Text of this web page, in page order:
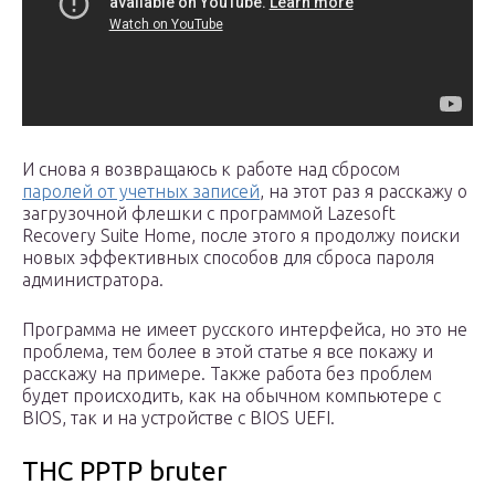
И снова я возвращаюсь к работе над сбросом
паролей от учетных записей, на этот раз я расскажу о
загрузочной флешки с программой Lazesoft
Recovery Suite Home, после этого я продолжу поиски
новых эффективных способов для сброса пароля
администратора.
Программа не имеет русского интерфейса, но это не
проблема, тем более в этой статье я все покажу и
расскажу на примере. Также работа без проблем
будет происходить, как на обычном компьютере с
BIOS, так и на устройстве с BIOS UEFI.
THC PPTP bruter